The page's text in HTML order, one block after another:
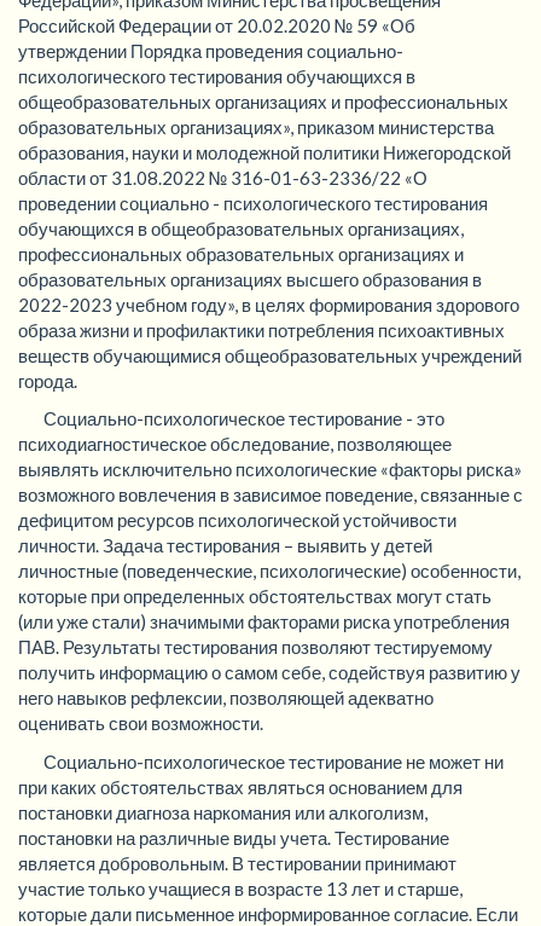
Российской Федерации от 20.02.2020 № 59 «Об
утверждении Порядка проведения социально-
психологического тестирования обучающихся в
общеобразовательных организациях и профессиональных
образовательных организациях», приказом министерства
образования, науки и молодежной политики Нижегородской
области от 31.08.2022 № 316-01-63-2336/22 «О
проведении социально - психологического тестирования
обучающихся в общеобразовательных организациях,
профессиональных образовательных организациях и
образовательных организациях высшего образования в
2022-2023 учебном году», в целях формирования здорового
образа жизни и профилактики потребления психоактивных
веществ обучающимися общеобразовательных учреждений
города.
Социально-психологическое тестирование - это
психодиагностическое обследование, позволяющее
выявлять исключительно психологические «факторы риска»
возможного вовлечения в зависимое поведение, связанные с
дефицитом ресурсов психологической устойчивости
личности. Задача тестирования – выявить у детей
личностные (поведенческие, психологические) особенности,
которые при определенных обстоятельствах могут стать
(или уже стали) значимыми факторами риска употребления
ПАВ. Результаты тестирования позволяют тестируемому
получить информацию о самом себе, содействуя развитию у
него навыков рефлексии, позволяющей адекватно
оценивать свои возможности.
Социально-психологическое тестирование не может ни
при каких обстоятельствах являться основанием для
постановки диагноза наркомания или алкоголизм,
постановки на различные виды учета. Тестирование
является добровольным. В тестировании принимают
участие только учащиеся в возрасте 13 лет и старше,
которые дали письменное информированное согласие. Если